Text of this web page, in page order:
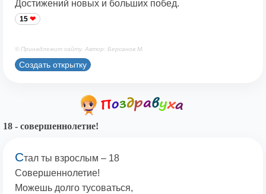
Достижений новых и больших побед.
15
© Принадлежит сайту. Автор: Берсанов М.
Создать открытку
18 - совершеннолетие!
Стал ты взрослым – 18
Совершеннолетие!
Можешь долго тусоваться,